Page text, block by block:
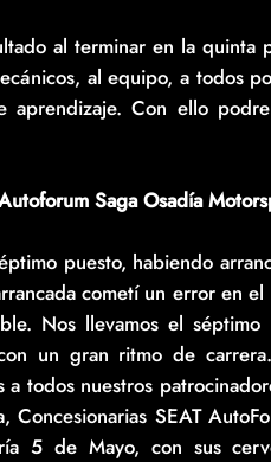
al terminar en la
al equipo, a todos
aprendizaje. Con ello
Saga Osadía
puesto, habiendo
cometí un error en
Nos llevamos el
un gran ritmo de
todos nuestros
SEAT
5 de Mayo, con sus